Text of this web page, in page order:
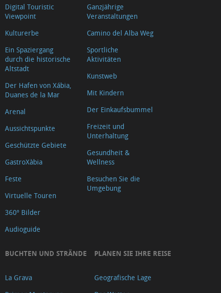
Digital Touristic
Viewpoint
Kulturerbe
Ein Spaziergang
durch die historische
Altstadt
Der Hafen von Xábia,
Duanes de la Mar
Arenal
Aussichtspunkte
Geschützte Gebiete
GastroXàbia
Feste
Virtuelle Touren
360º Bilder
Audioguide
Ganzjährige
Veranstaltungen
Camino del Alba Weg
Sportliche
Aktivitäten
Kunstweb
Mit Kindern
Der Einkaufsbummel
Freizeit und
Unterhaltung
Gesundheit &
Wellness
Besuchen Sie die
Umgebung
BUCHTEN UND STRÄNDE
La Grava
PLANEN SIE IHRE REISE
Geografische Lage